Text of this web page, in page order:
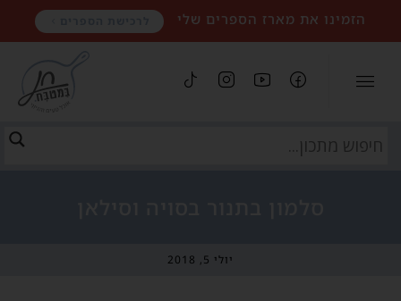
הזמינו את מארז הספרים שלי
יולי 5, 2018